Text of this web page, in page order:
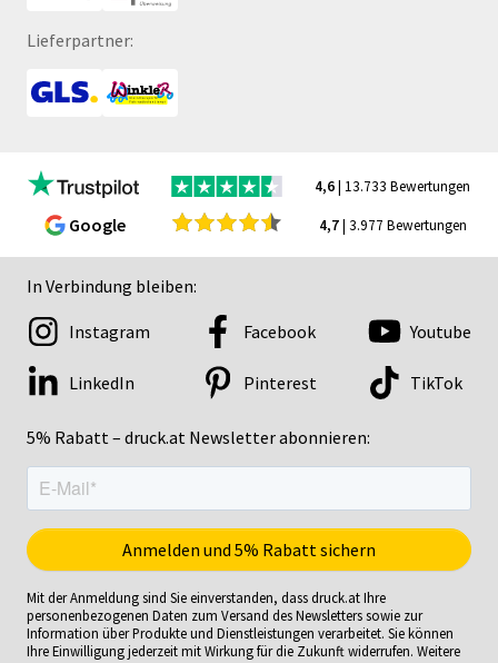
Lieferpartner:
4,6| 13.733 Bewertungen
Google 4,7| 3.977 Bewertungen
In Verbindung bleiben:
5% Rabatt – druck.at Newsletter abonnieren:
Instagram Facebook Youtube
LinkedIn Pinterest TikTok
Mit der Anmeldung sind Sie einverstanden, dass druck.at Ihre
personenbezogenen Daten zum Versand des Newsletters sowie zur
Information über Produkte und Dienstleistungen verarbeitet. Sie können
Ihre Einwilligung jederzeit mit Wirkung für die Zukunft widerrufen. Weitere